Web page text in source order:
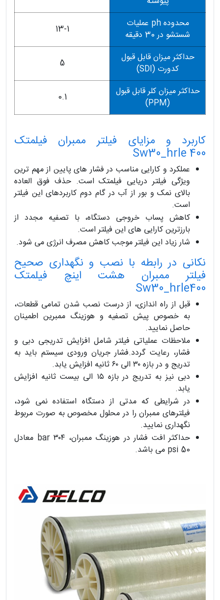
محدوده ph عملیات
شستشو در 30 دقیقه
13-1
حداکثر میزان قابل قبول
کدورت (SDI)
5
حداکثر میزان کلر قابل قبول
(PPM)
0.1
کاربرد و مزایای فیلتر ممبران فیلمتک
Sw30_hrle 400
عملکرد و کارایی مناسب در فشار های پایین از مهم ترین
ویژگی فیلتر دریایی فیلمتک است. حذف فوق العاده
بالای نمک و بور از آب در گام دوم کاربردهای این فیلتر
است.
کاهش پساب خروجی دستگاه، با تصفیه مجدد از
بارزترین کارایی های این فیلتر است.
شار زیاد این فیلتر موجب کاهش مصرف انرژی می شود.
نکانی در رابطه با نصب و نگهداری صحیح
فیلتر ممبران هشت اینچ فیلمتک
Sw30_hrle400
قبل از راه اندازی، از درست نصب شدن تمامی قطعات،
به خصوص پیش تصفیه و هوزینگ ممبرین اطمینان
حاصل نمایید.
ملاحظات عملیاتی فیلتر شامل افزایش تدریجی دبی و
فشار، رعایت گردد.فشار جریان ورودی سیستم باید به
تدریج و در بازه ۳۰ الی ۶۰ ثانیه افزایش یابد.
دبی نیز به تدریج در بازه ۱۵ الی بیست ثانیه افزایش
یابد.
در شرایطی که مدتی از دستگاه استفاده نمی شود،
فیلترهای ممبران را در محلول مخصوص به صورت مربوط
نگهداری نمایید.
حداکثر افت فشار در هوزینگ ممبران، ۳۰۴ bar معادل
50 psi می باشد.